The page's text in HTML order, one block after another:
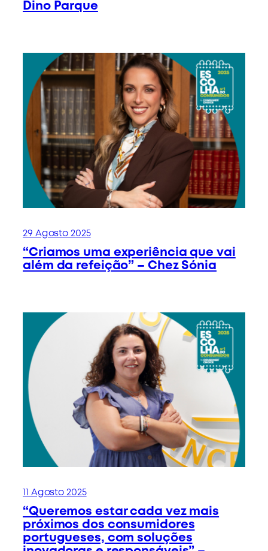
Dino Parque
29 Agosto 2025
“Criamos uma experiência que vai
além da refeição” – Chez Sónia
11 Agosto 2025
“Queremos estar cada vez mais
próximos dos consumidores
portugueses, com soluções